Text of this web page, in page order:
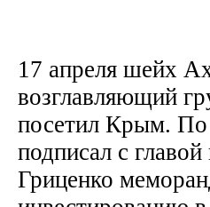
17 апреля шейх
возглавляющий
посетил Крым. По
подписал с
Гриценко